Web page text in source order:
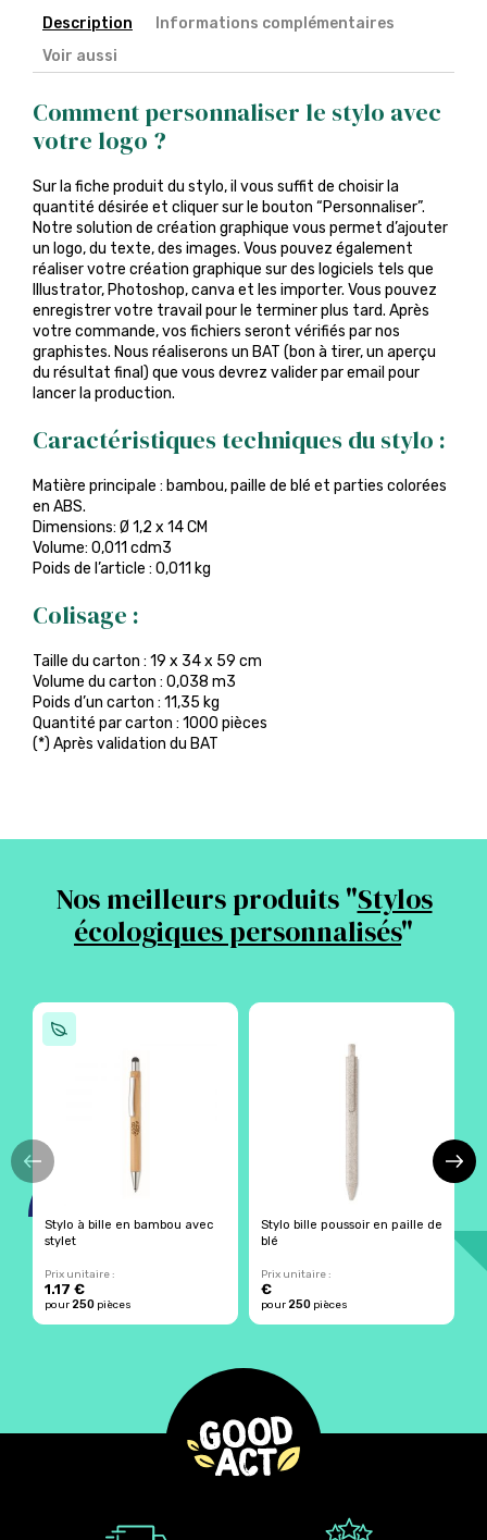
Description
Informations complémentaires
Voir aussi
Comment personnaliser le stylo avec
votre logo ?
Sur la fiche produit du stylo, il vous suffit de choisir la
quantité désirée et cliquer sur le bouton “Personnaliser”.
Notre solution de création graphique vous permet d’ajouter
un logo, du texte, des images. Vous pouvez également
réaliser votre création graphique sur des logiciels tels que
Illustrator, Photoshop, canva et les importer. Vous pouvez
enregistrer votre travail pour le terminer plus tard. Après
votre commande, vos fichiers seront vérifiés par nos
graphistes. Nous réaliserons un BAT (bon à tirer, un aperçu
du résultat final) que vous devrez valider par email pour
lancer la production.
Caractéristiques techniques du stylo :
Matière principale : bambou, paille de blé et parties colorées
en ABS.
Dimensions: Ø 1,2 x 14 CM
Volume: 0,011 cdm3
Poids de l’article : 0,011 kg
Colisage :
Taille du carton : 19 x 34 x 59 cm
Volume du carton : 0,038 m3
Poids d’un carton : 11,35 kg
Quantité par carton : 1000 pièces
(*) Après validation du BAT
Nos meilleurs produits "Stylos
écologiques personnalisés"
Stylo à bille en bambou avec
stylet
Prix unitaire :
1.17 €
pour250 pièces
Stylo bille poussoir en paille de
blé
Prix unitaire :
€
pour250 pièces